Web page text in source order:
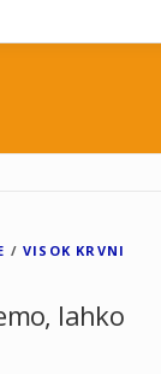
/VISOK KRVNI
lahko